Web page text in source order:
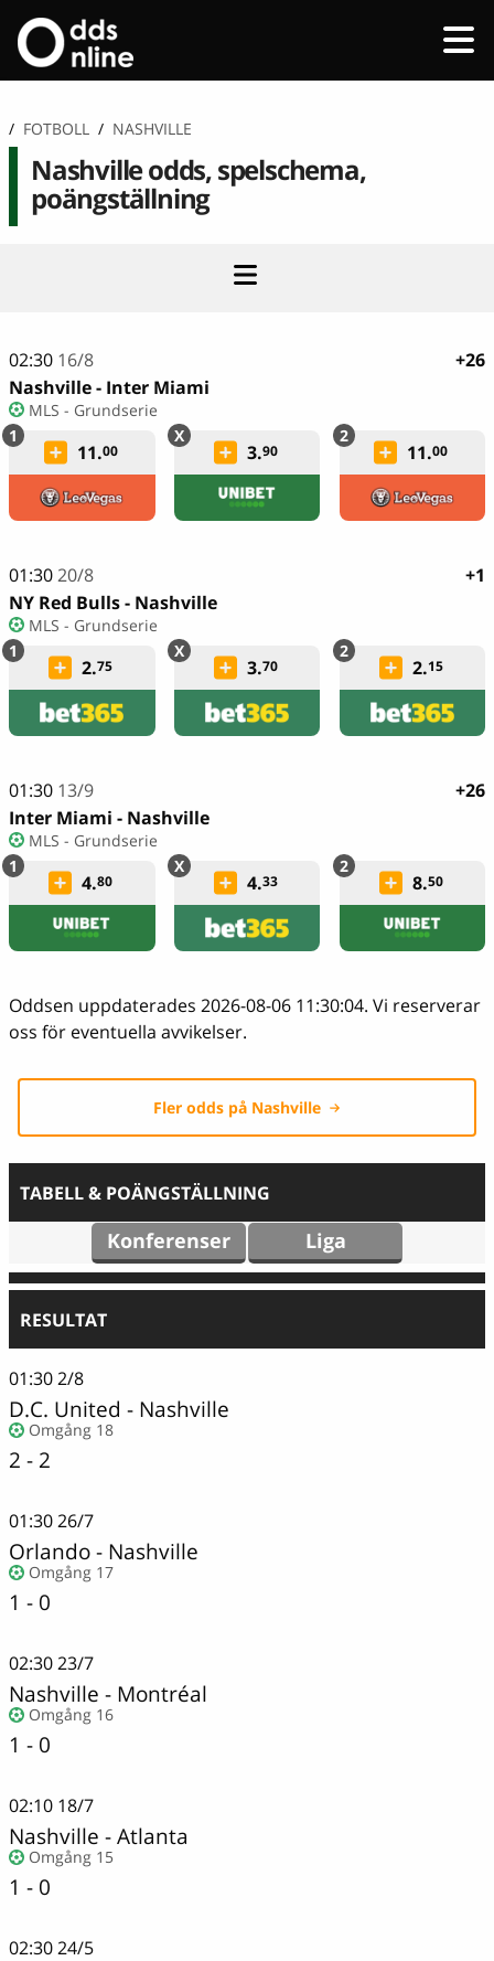
/ FOTBOLL / NASHVILLE
Nashville odds, spelschema,
poängställning
02:30 16/8
Nashville - Inter Miami
MLS - Grundserie
11.00 3.90 11.00
+26
01:3020/8
NY Red Bulls - Nashville
MLS - Grundserie
2.75 3.70 2.15
+1
01:30 13/9
Inter Miami - Nashville
MLS - Grundserie
4.80 4.33 8.50
+26
Oddsen uppdaterades 2026-08-06 11:30:04. Vi reserverar
oss för eventuella avvikelser.
Fler odds på Nashville
TABELL & POÄNGSTÄLLNING
Konferenser Liga
RESULTAT
01:302/8
D.C. United - Nashville
Omgång 18
2 - 2
01:3026/7
Orlando- Nashville
Omgång 17
1 - 0
02:3023/7
Nashville - Montréal
Omgång 16
1 - 0
02:10 18/7
Nashville -Atlanta
Omgång 15
1 - 0
02:3024/5